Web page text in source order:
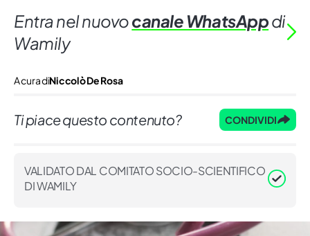
Entra nel nuovocanale WhatsAppdi
Wamily
A cura diNiccolò De Rosa
Ti piace questo contenuto? CONDIVIDI
VALIDATO DAL COMITATO SOCIO-SCIENTIFICO
DI WAMILY